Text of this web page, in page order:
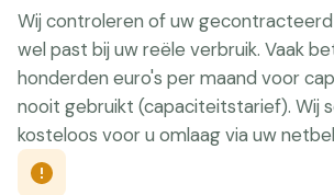
Wij controleren of uw
wel past bij uw reële verbruik. Vaak
honderden euro's per maand voor
nooit gebruikt (capaciteitstarief). Wij
kosteloos voor u omlaag via uw